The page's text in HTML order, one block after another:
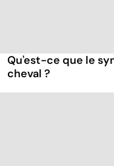
Qu'est-ce que le
cheval ?